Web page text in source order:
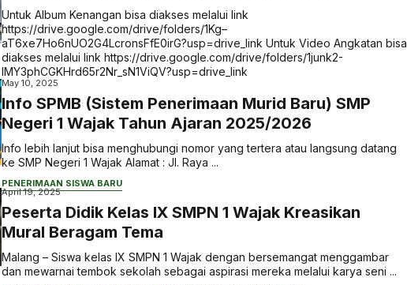
Untuk Album Kenangan bisa diakses melalui link
https://drive.google.com/drive/folders/1Kg–
aT6xe7Ho6nUO2G4LcronsFfE0irG?usp=drive_link Untuk Video Angkatan bisa
diakses melalui link https://drive.google.com/drive/folders/1junk2-
IMY3phCGKHrd65r2Nr_sN1ViQV?usp=drive_link
May 10, 2025
Info SPMB (Sistem Penerimaan Murid Baru) SMP
Negeri 1 Wajak Tahun Ajaran 2025/2026
Info lebih lanjut bisa menghubungi nomor yang tertera atau langsung datang
ke SMP Negeri 1 Wajak Alamat : Jl. Raya ...
PENERIMAAN SISWA BARU
April 19, 2025
Peserta Didik Kelas IX SMPN 1 Wajak Kreasikan
Mural Beragam Tema
Malang – Siswa kelas IX SMPN 1 Wajak dengan bersemangat menggambar
dan mewarnai tembok sekolah sebagai aspirasi mereka melalui karya seni ...